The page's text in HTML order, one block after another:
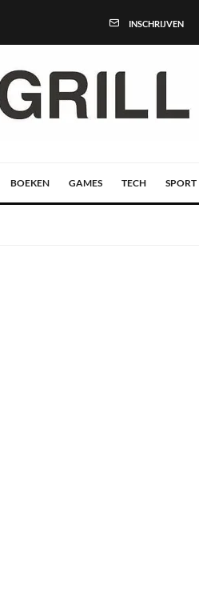
INSCHRIJVEN
BOEKEN GAMES TECH SPORT